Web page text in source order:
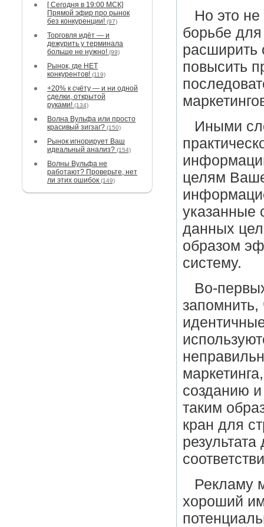
[ Сегодня в 19:00 МСК]
Прямой эфир про рынок
без конкуренции! (97)
Торговля идёт — и
дежурить у терминала
больше не нужно! (99)
Рынок, где НЕТ
конкурентов! (119)
+20% к счёту — и ни одной
сделки, открытой
руками! (134)
Волна Вульфа или просто
красивый зигзаг? (150)
Рынок игнорирует Ваш
идеальный анализ? (154)
Волны Вульфа не
работают? Проверьте, нет
ли этих ошибок (149)
Но это не
борьбе
расширить
повысить
Иными
целям
указанные
данных
образом
систему.
Во-
запомнить,
созданию
таким
кран для
Рекламу
хороший